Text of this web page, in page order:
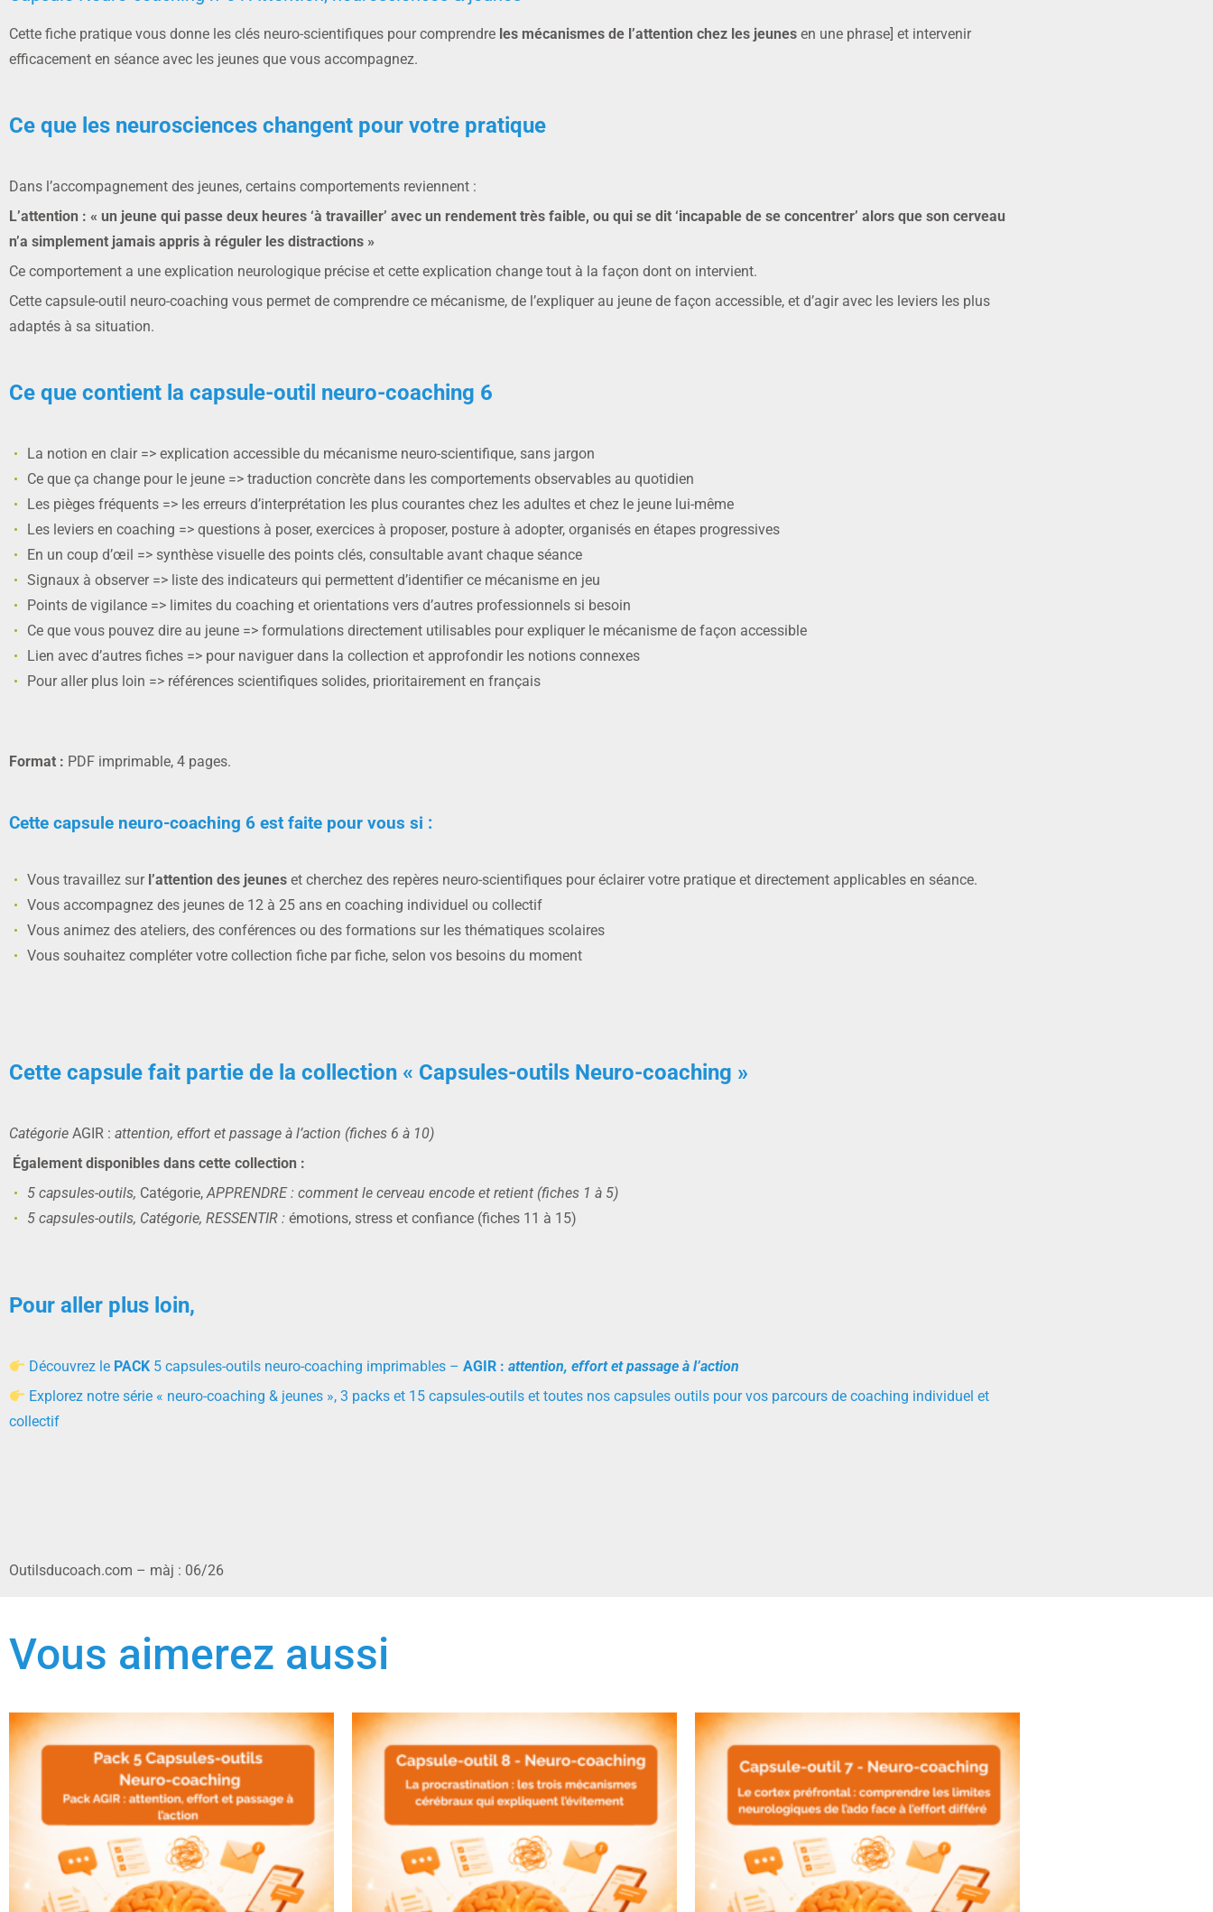
Cette fiche pratique vous donne les clés neuro-scientifiques pour comprendre les mécanismes de l’attention chez les jeunes en une phrase] et intervenir
efficacement en séance avec les jeunes que vous accompagnez.
Ce que les neurosciences changent pour votre pratique
Dans l’accompagnement des jeunes, certains comportements reviennent :
L’attention : « un jeune qui passe deux heures ‘à travailler’ avec un rendement très faible, ou qui se dit ‘incapable de se concentrer’ alors que son cerveau
n’a simplement jamais appris à réguler les distractions »
Ce comportement a une explication neurologique précise et cette explication change tout à la façon dont on intervient.
Cette capsule-outil neuro-coaching vous permet de comprendre ce mécanisme, de l’expliquer au jeune de façon accessible, et d’agir avec les leviers les plus
adaptés à sa situation.
Ce que contient la capsule-outil neuro-coaching 6
La notion en clair => explication accessible du mécanisme neuro-scientifique, sans jargon
Ce que ça change pour le jeune => traduction concrète dans les comportements observables au quotidien
Les pièges fréquents => les erreurs d’interprétation les plus courantes chez les adultes et chez le jeune lui-même
Les leviers en coaching => questions à poser, exercices à proposer, posture à adopter, organisés en étapes progressives
En un coup d’œil => synthèse visuelle des points clés, consultable avant chaque séance
Signaux à observer => liste des indicateurs qui permettent d’identifier ce mécanisme en jeu
Points de vigilance => limites du coaching et orientations vers d’autres professionnels si besoin
Ce que vous pouvez dire au jeune => formulations directement utilisables pour expliquer le mécanisme de façon accessible
Lien avec d’autres fiches => pour naviguer dans la collection et approfondir les notions connexes
Pour aller plus loin => références scientifiques solides, prioritairement en français
Format : PDF imprimable, 4 pages.
Cette capsule neuro-coaching 6 est faite pour vous si :
Vous travaillez sur l’attention des jeunes et cherchez des repères neuro-scientifiques pour éclairer votre pratique et directement applicables en séance.
Vous accompagnez des jeunes de 12 à 25 ans en coaching individuel ou collectif
Vous animez des ateliers, des conférences ou des formations sur les thématiques scolaires
Vous souhaitez compléter votre collection fiche par fiche, selon vos besoins du moment
Cette capsule fait partie de la collection « Capsules-outils Neuro-coaching »
Catégorie AGIR : attention, effort et passage à l’action (fiches 6 à 10)
Également disponibles dans cette collection :
5 capsules-outils, Catégorie,APPRENDRE : comment le cerveau encode et retient (fiches 1 à 5)
5 capsules-outils, Catégorie, RESSENTIR : émotions, stress et confiance (fiches 11 à 15)
Pour aller plus loin,
Découvrez le PACK 5 capsules-outils neuro-coaching imprimables –AGIR :attention, effort et passage à l’action
Explorez notre série « neuro-coaching & jeunes », 3 packs et 15 capsules-outils et toutes nos capsules outils pour vos parcours de coaching individuel et
collectif
Outilsducoach.com – màj : 06/26
Vous aimerez aussi